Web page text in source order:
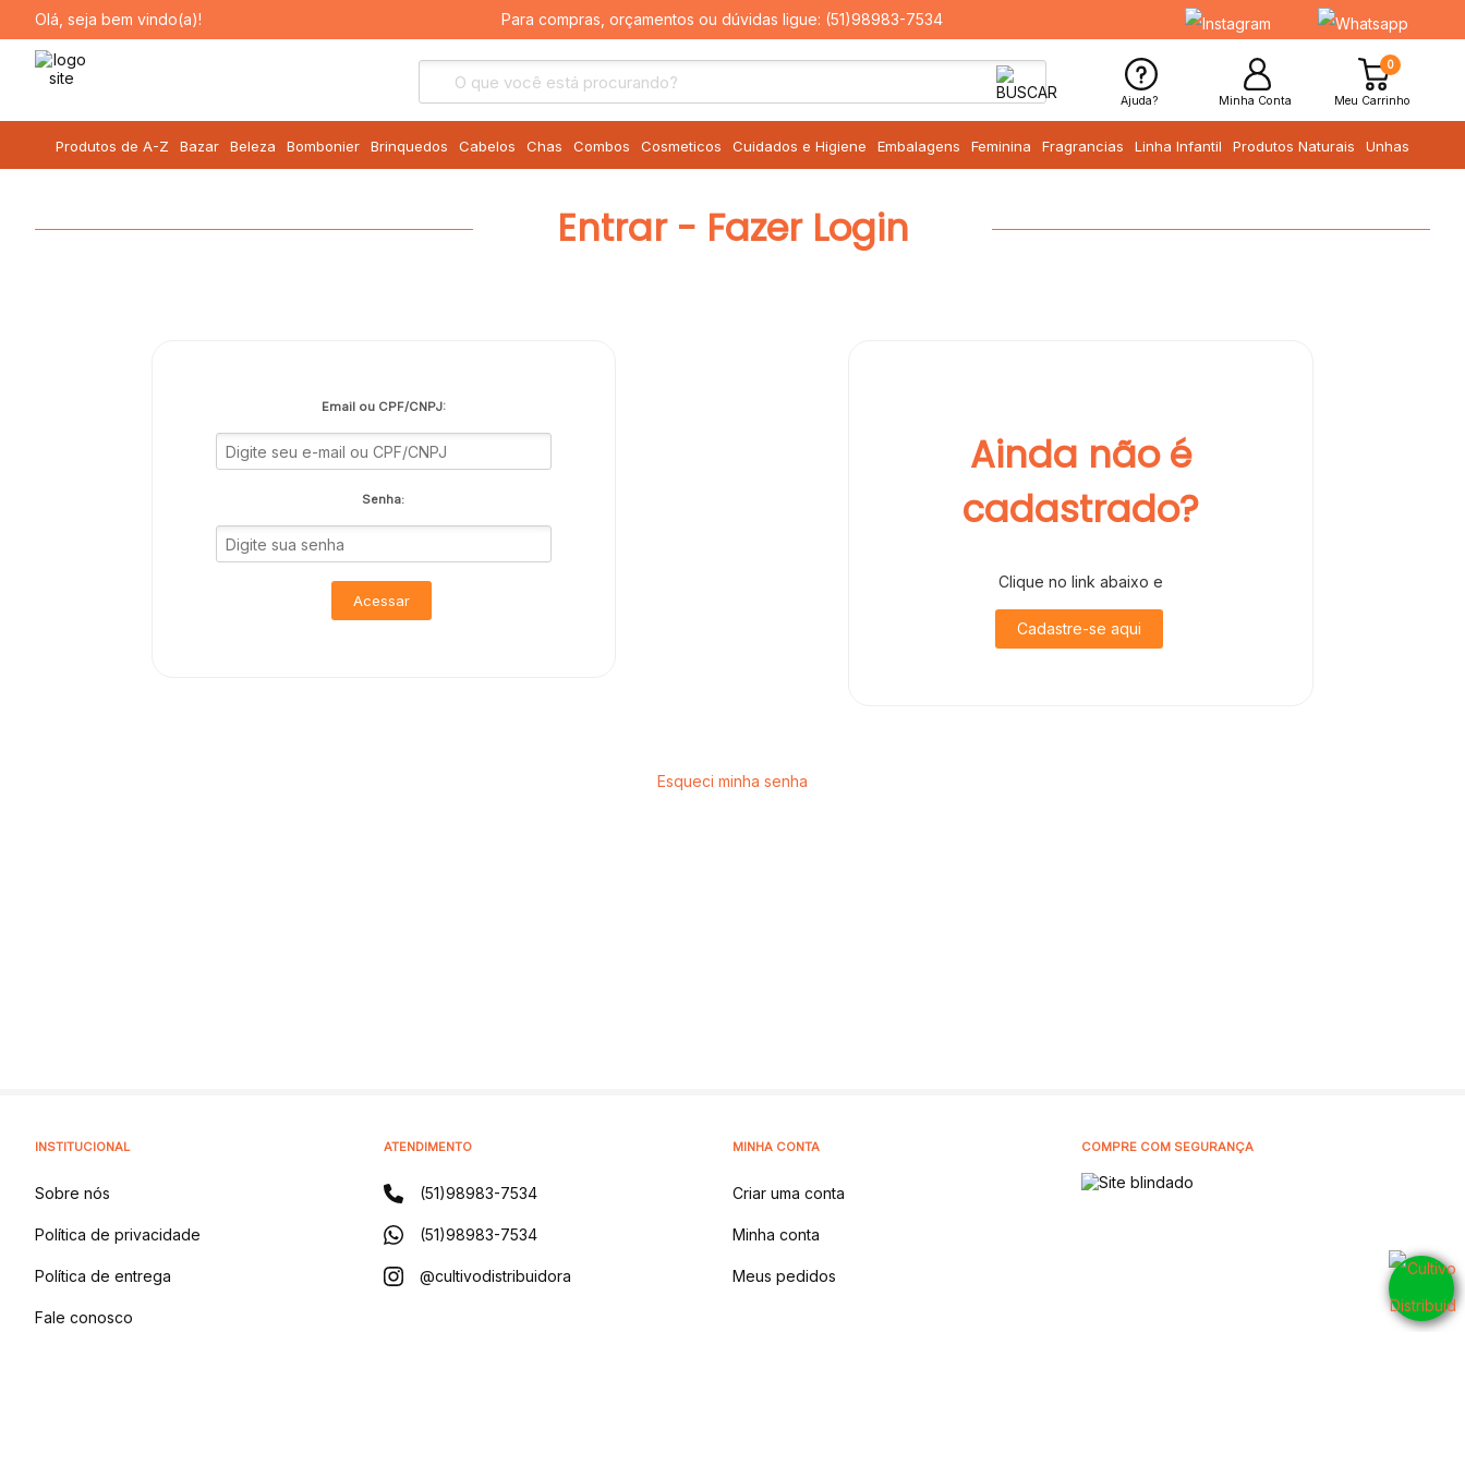
Olá, seja bem vindo(a)! Para compras, orçamentos ou dúvidas ligue: (51)98983-7534
Ajuda? Minha Conta
0
Meu Carrinho
Produtos de A-Z Bazar Beleza Bombonier Brinquedos Cabelos Chas Combos Cosmeticos Cuidados e Higiene Embalagens Feminina Fragrancias Linha Infantil Produtos Naturais Unhas
Entrar - Fazer Login
Email ou CPF/CNPJ:
Senha:
Acessar
Ainda não é
cadastrado?
Clique no link abaixo e
Cadastre-se aqui
Esqueci minha senha
INSTITUCIONAL
Sobre nós
Política de privacidade
Política de entrega
Fale conosco
ATENDIMENTO
(51)98983-7534
(51)98983-7534
@cultivodistribuidora
MINHA CONTA
Criar uma conta
Minha conta
Meus pedidos
COMPRE COM SEGURANÇA